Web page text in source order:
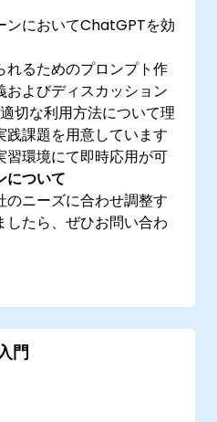
ンにおいてChatGPTを効
れるためのプロンプト作
切な利用方法について理
およびディスカッション
践課題を用意しています
習環境にて即時応用が可
について
のニーズに合わせ調整す
したら、ぜひお問い合わ
門